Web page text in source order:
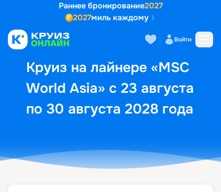
Раннее бронирование2027
2027миль каждому
Войти
Круиз на лайнере «MSC
World Asia» с 23 августа
по 30 августа 2028 года
Выбор кают Маршрут и